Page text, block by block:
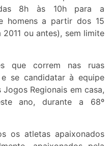
8h às 10h para a
homens a partir dos 15
ou antes), sem limite
que correm nas ruas
se candidatar à equipe
Regionais em casa,
ano, durante a 68º
os atletas apaixonados